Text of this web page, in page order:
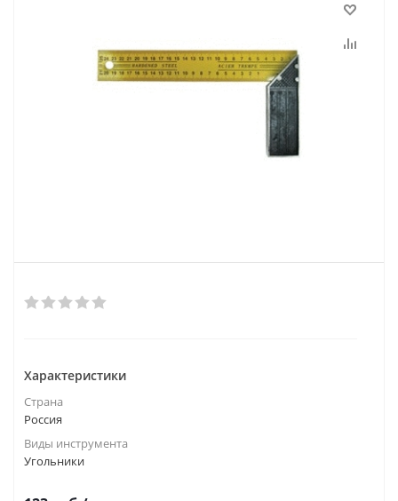
Характеристики
Страна
Россия
Виды инструмента
Угольники